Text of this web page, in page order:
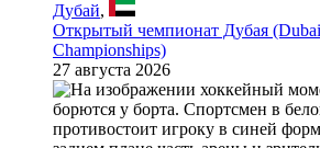
Дубай,
Открытый чемпионат Дубая
Championships)
27 августа 2026